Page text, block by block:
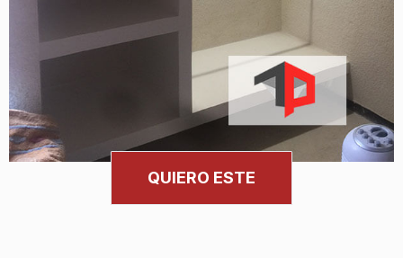
QUIERO ESTE